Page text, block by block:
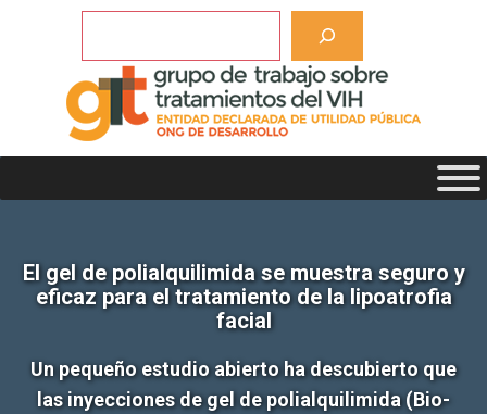
El gel de polialquilimida se muestra seguro y
eficaz para el tratamiento de la lipoatrofia
facial
Un pequeño estudio abierto ha descubierto que
las inyecciones de gel de polialquilimida (Bio-